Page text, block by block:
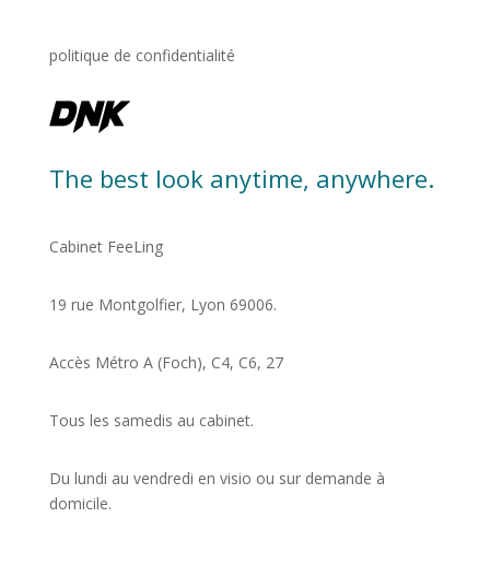
politique de confidentialité
The best look anytime, anywhere.
Cabinet FeeLing
19 rue Montgolfier, Lyon 69006.
Accès Métro A (Foch), C4, C6, 27
Tous les samedis au cabinet.
Du lundi au vendredi en visio ou sur demande à
domicile.